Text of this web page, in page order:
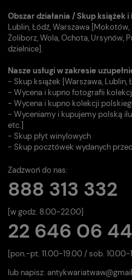
Obszar działania / Skup książek
Lublin, Łódź, Warszawa
Żoliborz, Wola, Ochota, Ursynów,
dzielnice].
Nasze usługi w zakresie
- Skup książek [Warszawa, Lublin,
- Wycena i kupno fotografii
- Wycena i kupno kolekcji
- Wyceniamy i kupujemy polską
etc.]
- Skup płyt winylowych
- Skup pocztówek wydanych
Zadzwoń do nas:
888 313 332
[w godz. 8.00-22.00]
22 646 06 44
[pon.-pt. 11.00-19.00 / sob. 10.00-
lub napisz: